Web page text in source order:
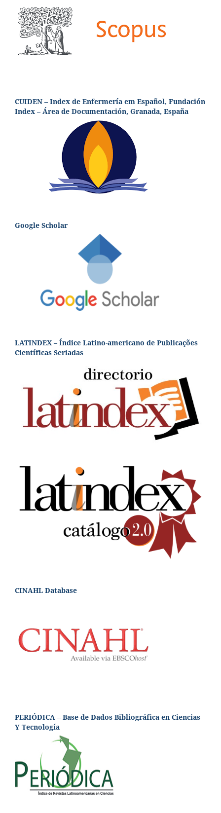
CUIDEN – Index de Enfermería em Español, Fundación
Index – Área de Documentación, Granada, España
Google Scholar
LATINDEX – Índice Latino-americano de Publicações
Científicas Seriadas
CINAHL Database
PERIÓDICA – Base de Dados Bibliográfica en Ciencias
Y Tecnología